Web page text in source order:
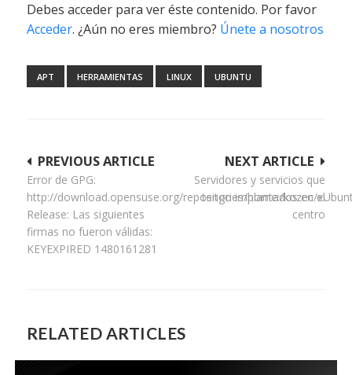
Debes acceder para ver éste contenido. Por favor
Acceder. ¿Aún no eres miembro? Únete a nosotros
APT HERRAMIENTAS LINUX UBUNTU
Navegación
de
entradas
NEXT ARTICLE
Servidores y servicios que
tengo implantados en el
centro
PREVIOUS ARTICLE
Error de GPG:
http://download.opensuse.org/repositories/home:/kozec/
Release: Las siguientes
firmas no fueron válidas:
KEYEXPIRED 1480161281
RELATED ARTICLES